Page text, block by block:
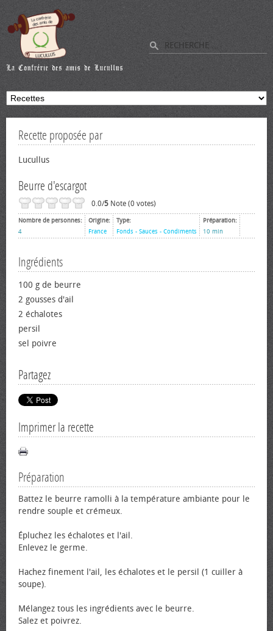
Recette proposée par
Lucullus
Beurre d'escargot
0.0/5 Note (0 votes)
Nombre de personnes:
4
Origine:
France
Type:
Fonds - Sauces - Condiments
Préparation:
10 min
Ingrédients
100 g de beurre
2 gousses d'ail
2 échalotes
persil
sel poivre
Partagez
Imprimer la recette
Préparation
Battez le beurre ramolli à la température ambiante pour le
rendre souple et crémeux.
Épluchez les échalotes et l'ail.
Enlevez le germe.
Hachez finement l'ail, les échalotes et le persil (1 cuiller à
soupe).
Mélangez tous les ingrédients avec le beurre.
Salez et poivrez.